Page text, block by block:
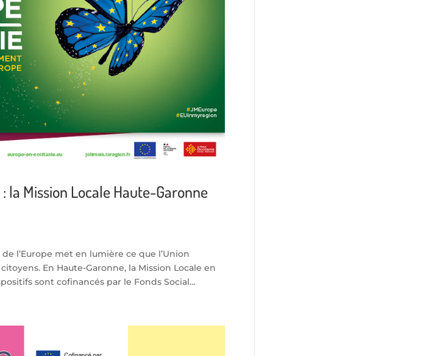
la Mission Locale Haute-Garonne
l’Europe met en lumière ce que l’Union
En Haute-Garonne, la Mission Locale en
sont cofinancés par le Fonds Social...